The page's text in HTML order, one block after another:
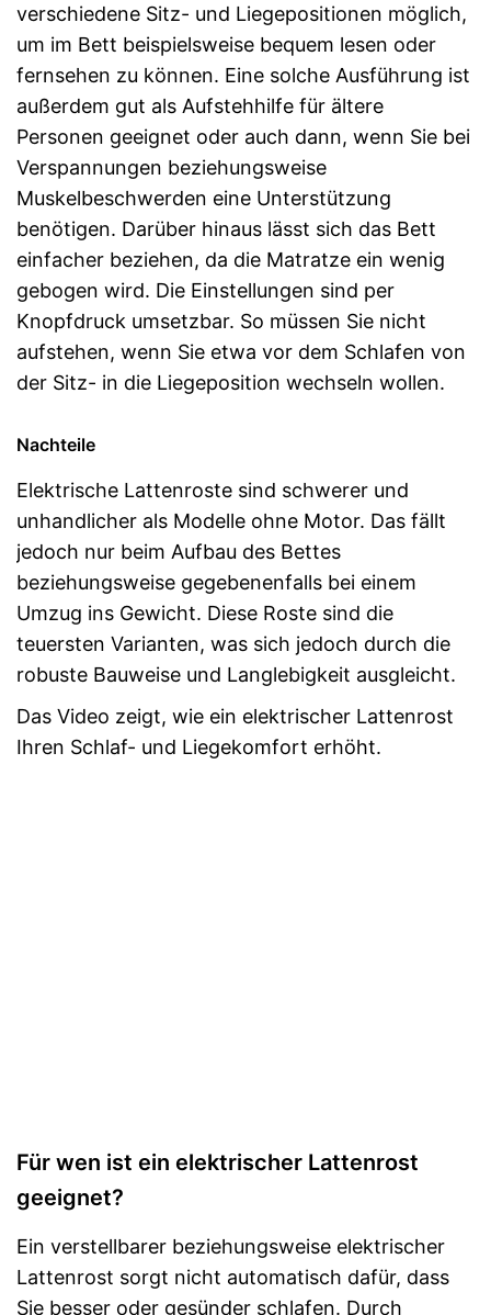
verschiedene Sitz- und Liegepositionen möglich,
um im Bett beispielsweise bequem lesen oder
fernsehen zu können. Eine solche Ausführung ist
außerdem gut als Aufstehhilfe für ältere
Personen geeignet oder auch dann, wenn Sie bei
Verspannungen beziehungsweise
Muskelbeschwerden eine Unterstützung
benötigen. Darüber hinaus lässt sich das Bett
einfacher beziehen, da die Matratze ein wenig
gebogen wird. Die Einstellungen sind per
Knopfdruck umsetzbar. So müssen Sie nicht
aufstehen, wenn Sie etwa vor dem Schlafen von
der Sitz- in die Liegeposition wechseln wollen.
Nachteile
Elektrische Lattenroste sind schwerer und
unhandlicher als Modelle ohne Motor. Das fällt
jedoch nur beim Aufbau des Bettes
beziehungsweise gegebenenfalls bei einem
Umzug ins Gewicht. Diese Roste sind die
teuersten Varianten, was sich jedoch durch die
robuste Bauweise und Langlebigkeit ausgleicht.
Das Video zeigt, wie ein elektrischer Lattenrost
Ihren Schlaf- und Liegekomfort erhöht.
Für wen ist ein elektrischer Lattenrost
geeignet?
Ein verstellbarer beziehungsweise elektrischer
Lattenrost sorgt nicht automatisch dafür, dass
Sie besser oder gesünder schlafen. Durch